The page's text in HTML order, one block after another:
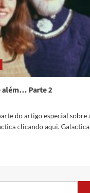
além… Parte 2
do artigo especial sobre
clicando aqui.